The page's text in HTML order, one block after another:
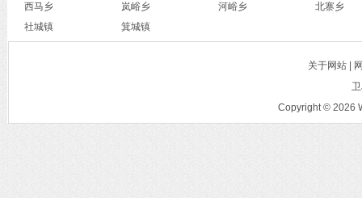
西马乡 岚峪乡 河峪乡
北寨乡
社城镇
箕城镇
关于网站 |
Copyright © 2026